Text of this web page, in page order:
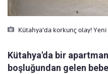
Kütahya'da korkunç olay!
Kütahya'da bir
boşluğundan gelen